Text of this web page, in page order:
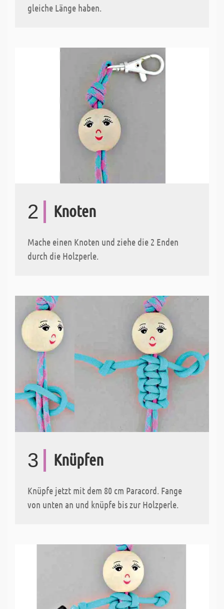
gleiche Länge haben.
2 Knoten
Mache einen Knoten und ziehe die 2 Enden
durch die Holzperle.
3 Knüpfen
Knüpfe jetzt mit dem 80 cm Paracord. Fange
von unten an und knüpfe bis zur Holzperle.